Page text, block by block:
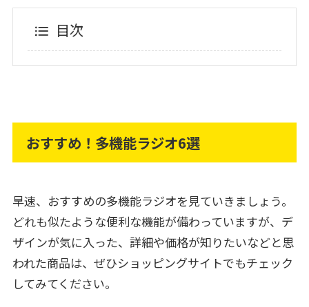
目次
おすすめ！多機能ラジオ6選
早速、おすすめの多機能ラジオを見ていきましょう。
どれも似たような便利な機能が備わっていますが、デ
ザインが気に入った、詳細や価格が知りたいなどと思
われた商品は、ぜひショッピングサイトでもチェック
してみてください。